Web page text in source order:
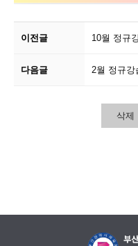
이전글 10월 정규
다음글
삭제